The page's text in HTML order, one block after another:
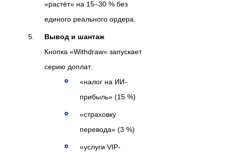
«растёт» на 15–30 % без
единого реального ордера.
Вывод и шантаж
Кнопка «Withdraw» запускает
серию доплат:
«налог на ИИ-
прибыль» (15 %)
«страховку
перевода» (3 %)
«услуги VIP-